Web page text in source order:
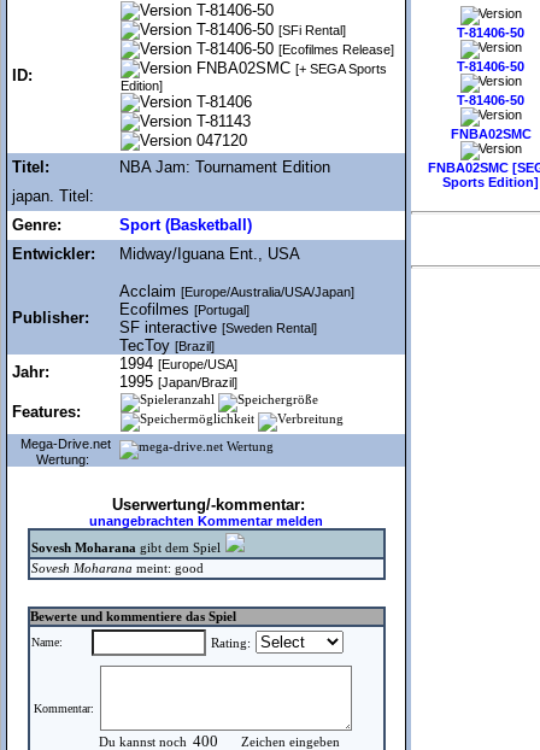
ID:
T-81406-50
T-81406-50 [SFi Rental]
T-81406-50 [Ecofilmes Release]
FNBA02SMC [+ SEGA Sports
Edition]
T-81406
T-81143
047120
Titel:
NBA Jam: Tournament Edition
japan. Titel:
Genre:
Sport (Basketball)
Entwickler:
Midway/Iguana Ent., USA
Publisher:
Acclaim [Europe/Australia/USA/Japan]
Ecofilmes [Portugal]
SF interactive [Sweden Rental]
TecToy [Brazil]
Jahr: 1994 [Europe/USA]
1995 [Japan/Brazil]
Features:
Mega-Drive.net
Wertung:
Userwertung/-kommentar:
unangebrachten Kommentar melden
Sovesh Moharanagibt dem Spiel
Sovesh Moharanameint: good
Bewerte und kommentiere das Spiel
Name:
Rating:
Kommentar:
Du kannst noch Zeichen eingeben
T-81406-50
T-81406-50
T-81406-50
FNBA02SMC
FNBA02SMC
Sports Edition]